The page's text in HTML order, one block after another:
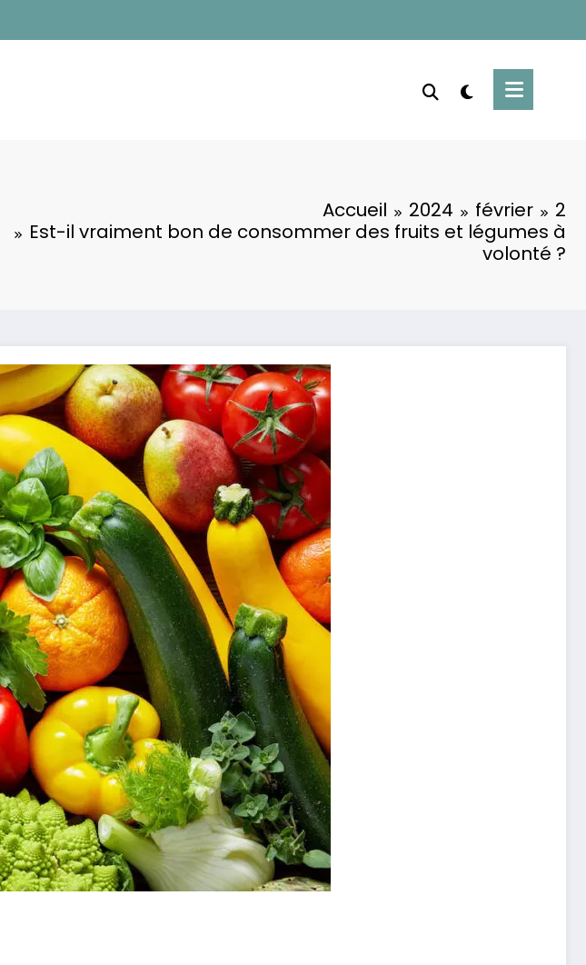
Accueil 2024 février
2
Est-il vraiment bon de consommer des fruits et légumes à
volonté ?